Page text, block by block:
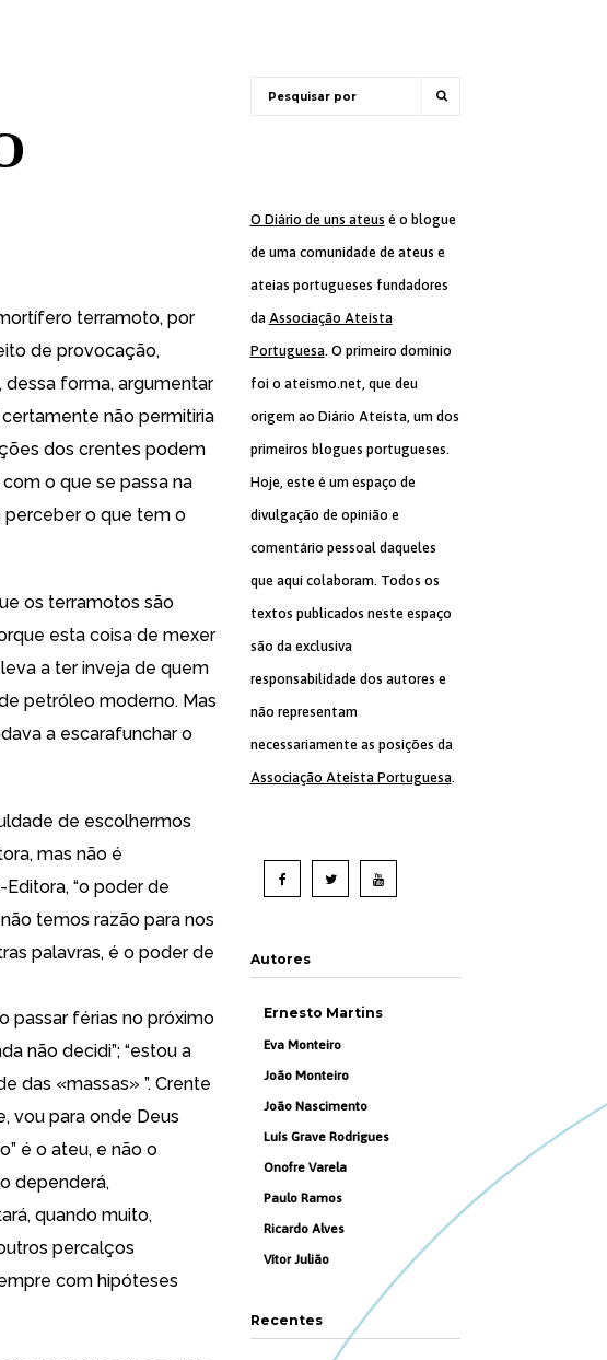
terramoto, por
de provocação,
dessa forma, argumentar
certamente não permitiria
dos crentes podem
o que se passa na
perceber o que tem o
os terramotos são
esta coisa de mexer
a ter inveja de quem
petróleo moderno. Mas
a escarafunchar o
de escolhermos
mas não é
“o poder de
temos razão para nos
palavras, é o poder de
passar férias no próximo
não decidi”; “estou a
das «massas» ”. Crente
vou para onde Deus
é o ateu, e não o
dependerá,
quando muito,
percalços
com hipóteses
O Diário de uns ateus é o blogue
de uma comunidade de ateus e
ateias portugueses fundadores
da Associação Ateísta
Portuguesa. O primeiro domínio
foi o ateismo.net, que deu
origem ao Diário Ateísta, um dos
primeiros blogues portugueses.
Hoje, este é um espaço de
divulgação de opinião e
comentário pessoal daqueles
que aqui colaboram. Todos os
textos publicados neste espaço
são da exclusiva
responsabilidade dos autores e
não representam
necessariamente as posições da
Associação Ateísta Portuguesa.
Autores
Ernesto Martins
Eva Monteiro
João Monteiro
João Nascimento
Luís Grave Rodrigues
Onofre Varela
Paulo Ramos
Ricardo Alves
Vítor Julião
Recentes